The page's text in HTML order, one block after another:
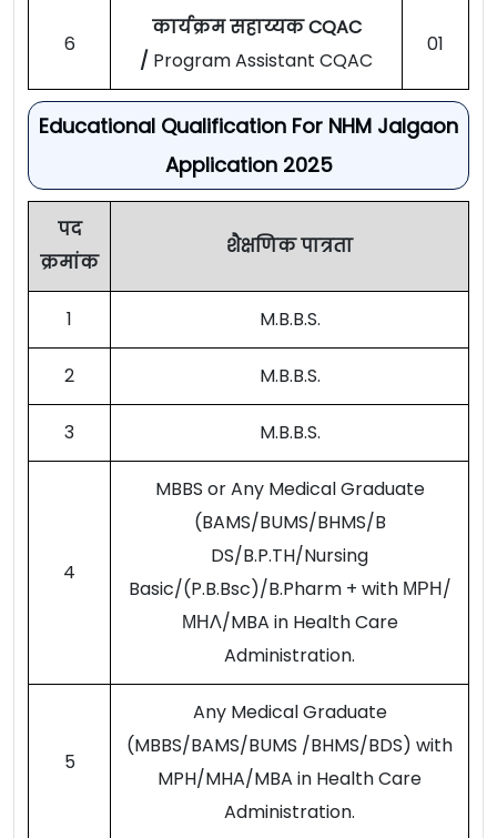
6
कार्यक्रम सहाय्यक CQAC
/ Program Assistant CQAC
01
Educational Qualification For NHM Jalgaon
Application 2025
पद
क्रमांक
शैक्षणिक पात्रता
1 M.B.B.S.
2 M.B.B.S.
3 M.B.B.S.
4
MBBS or Any Medical Graduate
(BAMS/BUMS/BHMS/B
DS/B.P.TH/Nursing
Basic/(P.B.Bsc)/B.Pharm + with ΜΡΗ/
ΜΗΛ/MBA in Health Care
Administration.
5
Any Medical Graduate
(MBBS/BAMS/BUMS /BHMS/BDS) with
MPH/MHA/MBA in Health Care
Administration.